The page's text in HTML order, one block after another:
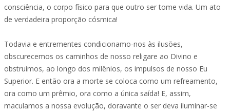
consciência, o corpo físico para que outro ser tome vida. Um ato
de verdadeira proporção cósmica!
Todavia e entrementes condicionamo-nos às ilusões,
obscurecemos os caminhos de nosso religare ao Divino e
obstruímos, ao longo dos milênios, os impulsos de nosso Eu
Superior. E então ora a morte se coloca como um refreamento,
ora como um prêmio, ora como a única saída! E, assim,
maculamos a nossa evolução, doravante o ser deva iluminar-se